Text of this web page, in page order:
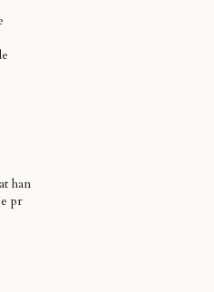
han
pr